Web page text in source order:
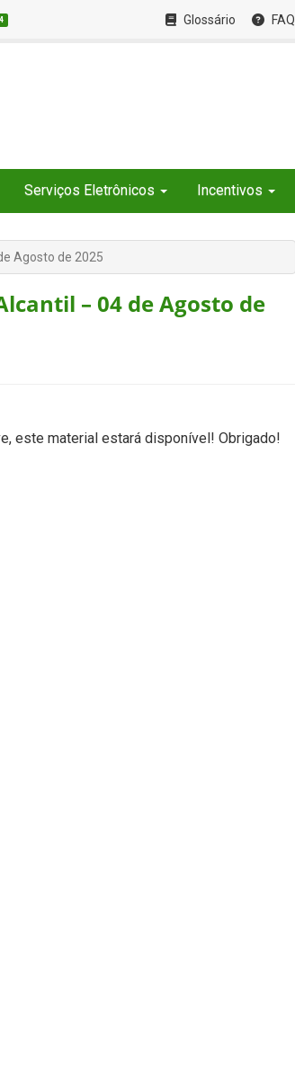
4 Glossário FAQ
Serviços Eletrônicos Incentivos
Agosto de 2025
– 04 de Agosto de
este material estará disponível! Obrigado!